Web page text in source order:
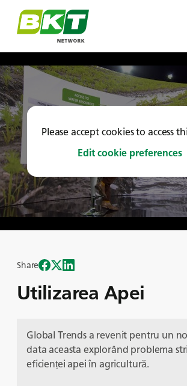
Please accept cookies to access
Edit cookie preferences
Utilizarea Apei
Share
Global Trends a revenit pentru un
data aceasta explorând problema
eficienței apei în agricultură.